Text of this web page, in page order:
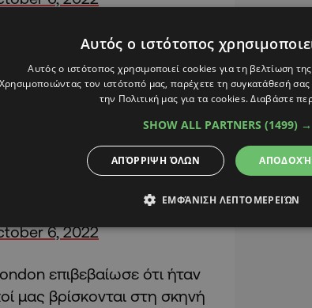
δικτύωσης αναφέρουν
όταν παρευρισκόμενοι
που έκλεψαν ποδήλατα.
of 4.
6, 2022
επιβεβαίωσε ότι ήταν
μας βρίσκονται στη σκηνή
Αυτός ο ιστότοπος
Αυτός ο ιστότοπος χρησιμοποιεί cookies για τη βελτίωση
Χρησιμοποιώντας τον ιστότοπό μας, παρέχετε τη συγκατάθεσή
την Πολιτική μας για τα cookies.Διαβάστε
SHOW ALL PARTNERS (1499) →
ΑΠΌΡΡΙΨΗ ΌΛΩΝ
ΕΜΦΆΝΙΣΗ ΛΕΠΤΟΜΕΡΕΙΏΝ